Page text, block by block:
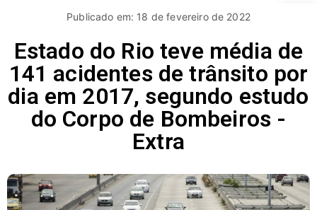
Publicado em: 18 de fevereiro de 2022
Estado do Rio teve média de
141 acidentes de trânsito por
dia em 2017, segundo estudo
do Corpo de Bombeiros -
Extra